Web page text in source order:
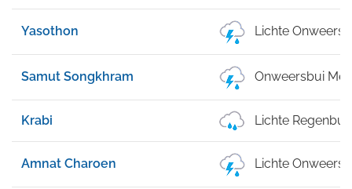
Yasothon Lichte
Samut Songkhram Onweersbui
Krabi Lichte
Amnat Charoen Lichte